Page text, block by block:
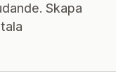
Skapa